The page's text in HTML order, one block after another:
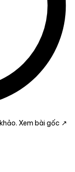
Xem bài gốc ↗